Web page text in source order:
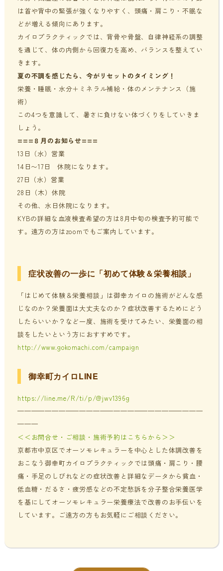
は首や背中の緊張が強くなりやすく、頭痛・肩こり・不眠な
どが増える傾向にあります。
カイロプラクティックでは、背骨や骨盤、自律神経系の調整
を通じて、体の内側から回復力を高め、バランスを整えてい
きます。
夏の不調を感じたら、今がリセットのタイミング！
栄養・睡眠・水分＋ミネラル補給・体のメンテナンス（施
術）
この4つを意識して、暑さに負けない体づくりをしていきま
しょう。
===８月のお知らせ===
13日（水）営業
14日〜17日 休院になります。
27日（水）営業
28日（木）休院
その他、水日休院になります。
KYBの詳細な血液検査希望の方は8月中旬の検査予約可能で
す。遠方の方はzoomでもご案内しています。
症状改善の一歩に「初めて体験＆栄養相談」
「はじめて体験＆栄養相談」は御幸カイロの施術がどんな感
じなのか？栄養面は大丈夫なのか？症状改善するためにどう
したらいいか？など一度、施術を受けてみたい、栄養面の相
談をしたいという方におすすめです。
http://www.gokomachi.com/campaign
御幸町カイロLINE
https://line.me/R/ti/p/@jwv1396g
———————————————————————————
———
＜＜お問合せ・ご相談・施術予約はこちらから＞＞
京都市中京区でオーソモレキュラーを中心とした体調改善を
おこなう御幸町カイロプラクティックでは頭痛・肩こり・腰
痛・手足のしびれなどの症状改善と詳細なデータから貧血・
低血糖・だるさ・疲労感などの不定愁訴を分子整合栄養医学
を基にしてオーソモレキュラー栄養療法で改善のお手伝いを
しています。ご遠方の方もお気軽にご相談ください。